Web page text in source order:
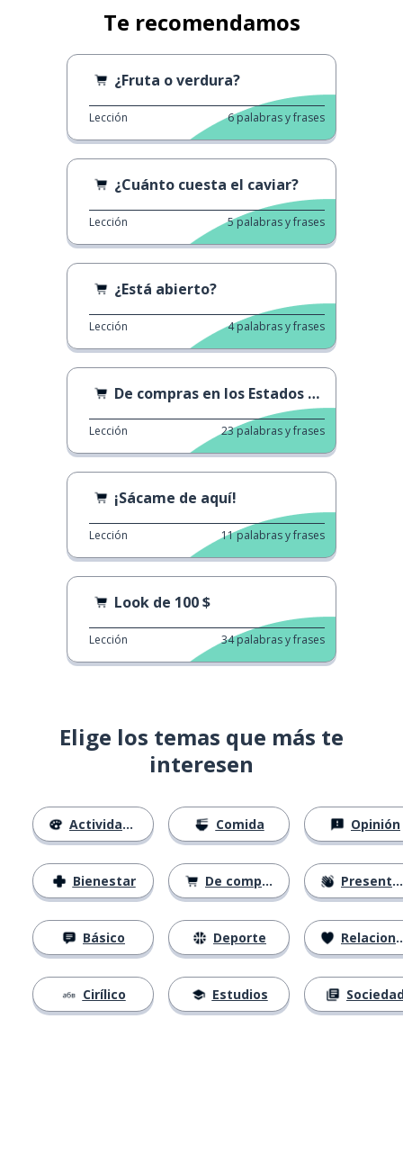
Te recomendamos
¿Fruta o verdura?
Lección 6palabras y frases
¿Cuánto cuesta el caviar?
Lección 5palabras y frases
¿Está abierto?
Lección 4palabras y frases
De compras en los Estados Unidos
Lección 23palabras y frases
¡Sácame de aquí!
Lección 11palabras y frases
Look de 100 $
Lección 34palabras y frases
Elige los temas que más te
interesen
Actividades
Bienestar
Básico
Cirílico
Comida
De compras
Deporte
Estudios
Opinión
Presentación
Relaciones